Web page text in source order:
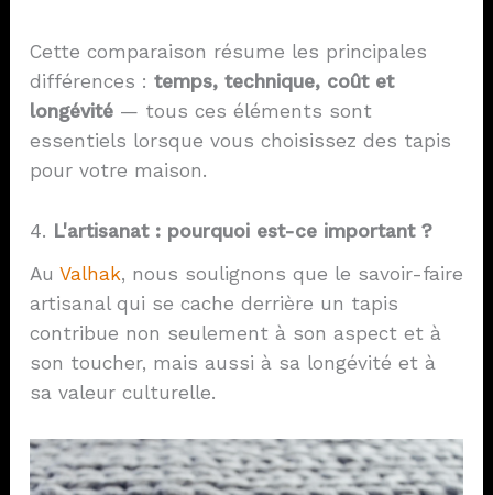
Cette comparaison résume les principales
différences : temps, technique, coût et
longévité— tous ces éléments sont
essentiels lorsque vous choisissez des tapis
pour votre maison.
4. L'artisanat : pourquoi est-ce important ?
Au Valhak, nous soulignons que le savoir-faire
artisanal qui se cache derrière un tapis
contribue non seulement à son aspect et à
son toucher, mais aussi à sa longévité et à
sa valeur culturelle.